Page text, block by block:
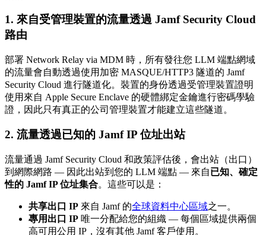
1. 來自受管理裝置的流量透過 Jamf Security Cloud
路由
部署 Network Relay via MDM 時，所有發往您 LLM 端點網域
的流量會自動透過使用加密 MASQUE/HTTP3 隧道的 Jamf
Security Cloud 進行隧道化。裝置的身份透過受管理裝置證明
使用來自 Apple Secure Enclave 的硬體綁定金鑰進行密碼學驗
證，因此只有真正的公司管理裝置才能建立這些隧道。
2. 流量透過已知的 Jamf IP 位址出站
流量通過 Jamf Security Cloud 和政策評估後，會出站（出口）
到網際網路 — 因此出站到您的 LLM 端點 — 來自已知、確定
性的 Jamf IP 位址集合。這些可以是：
共享出口 IP 來自 Jamf 的全球資料中心區域之一。
專用出口 IP 唯一分配給您的組織 — 每個區域提供兩個
高可用公用 IP，沒有其他 Jamf 客戶使用。